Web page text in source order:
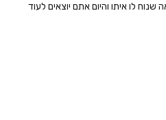
לו איתו והיום אתם יוצאים לעוד